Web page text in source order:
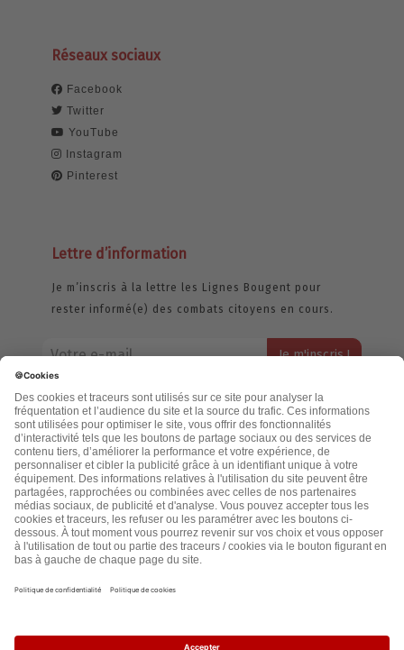
Réseaux sociaux
Facebook
Twitter
YouTube
Instagram
Pinterest
Lettre d’information
Je m’inscris à la lettre les Lignes Bougent pour
rester informé(e) des combats citoyens en cours.
jamais échangée. Pour consulter notre politique de confidentialité,
cliquez ici.
Accueil
Politique de confidentialité
Cookies